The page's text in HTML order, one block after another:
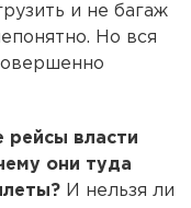
и не багаж
Но вся
рейсы власти
они туда
И нельзя ли